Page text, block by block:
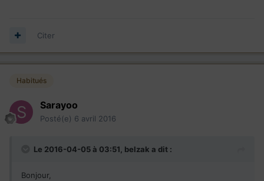
Citer
Habitués
Sarayoo
Posté(e) 6 avril 2016
Le 2016-04-05 à 03:51, belzak a dit :
Bonjour,